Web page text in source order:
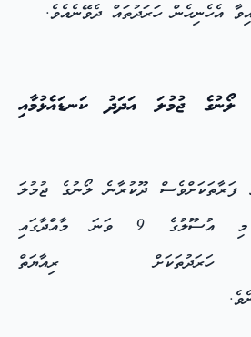
އެހެނިހެން ހަރަދުތައް ދެވޭނެއެވެ.
ޖުމުލަ އަދަދު ކަނޑައެޅުމާއި
ފަރާތަކަށްވެސް ދޫކުރާނެ ލޯނުގެ ޖުމުލަ
އަދަދު ކަނޑައަޅާނީ، މި އުސޫލުގެ 9 ވަނަ މާއްދާގައި
ހަރަދުތަކަށް ރިއާޔަތް